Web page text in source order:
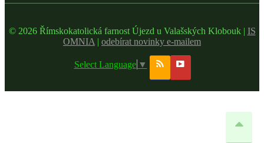
© 2026 Římskokatolická farnost Újezd u Valašských Klobouk | IS
OMNIA | odebírat novinky e-mailem
Select Language ▼